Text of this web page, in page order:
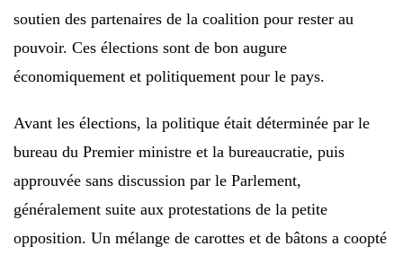
soutien des partenaires de la coalition pour rester au
pouvoir. Ces élections sont de bon augure
économiquement et politiquement pour le pays.
Avant les élections, la politique était déterminée par le
bureau du Premier ministre et la bureaucratie, puis
approuvée sans discussion par le Parlement,
généralement suite aux protestations de la petite
opposition. Un mélange de carottes et de bâtons a coopté